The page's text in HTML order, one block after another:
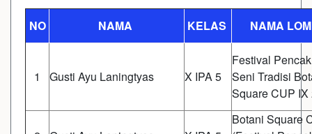
NO NAMA KELAS NAMA
1 Gusti Ayu Laningtyas X IPA 5
Festival
Seni Tradisi
Square CUP IX
Botani Square